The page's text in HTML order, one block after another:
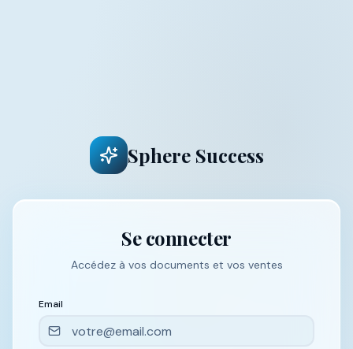
Sphere Success
Se connecter
Accédez à vos documents et vos ventes
Email